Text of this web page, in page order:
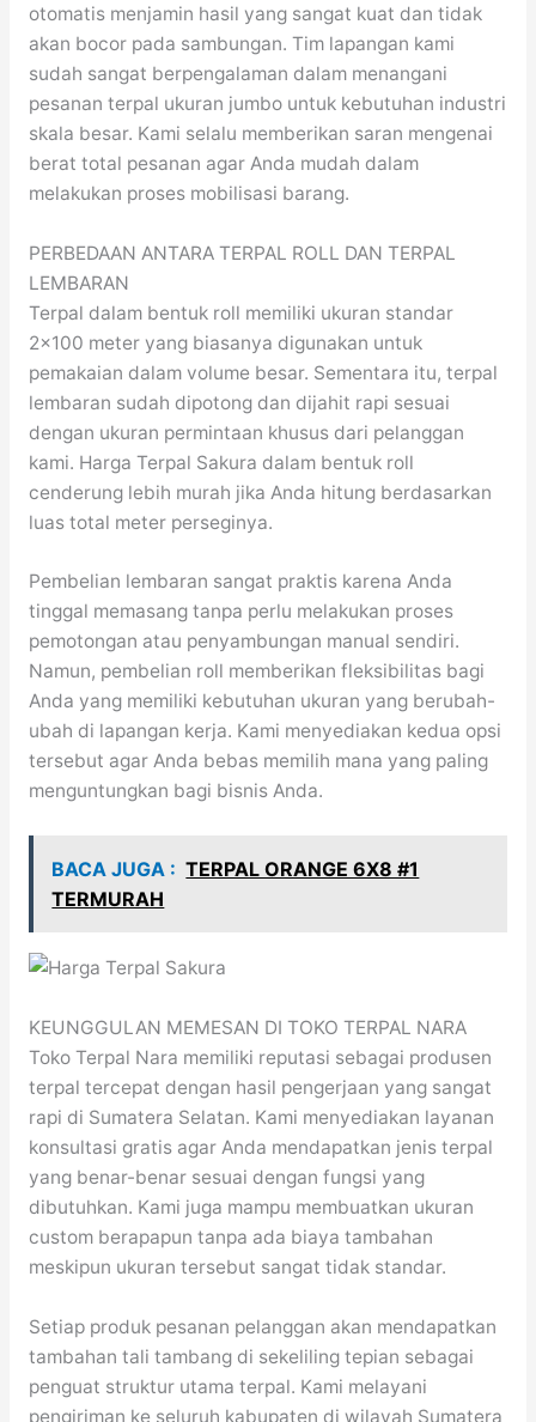
otomatis menjamin hasil yang sangat kuat dan tidak
akan bocor pada sambungan. Tim lapangan kami
sudah sangat berpengalaman dalam menangani
pesanan terpal ukuran jumbo untuk kebutuhan industri
skala besar. Kami selalu memberikan saran mengenai
berat total pesanan agar Anda mudah dalam
melakukan proses mobilisasi barang.
PERBEDAAN ANTARA TERPAL ROLL DAN TERPAL
LEMBARAN
Terpal dalam bentuk roll memiliki ukuran standar
2×100 meter yang biasanya digunakan untuk
pemakaian dalam volume besar. Sementara itu, terpal
lembaran sudah dipotong dan dijahit rapi sesuai
dengan ukuran permintaan khusus dari pelanggan
kami. Harga Terpal Sakura dalam bentuk roll
cenderung lebih murah jika Anda hitung berdasarkan
luas total meter perseginya.
Pembelian lembaran sangat praktis karena Anda
tinggal memasang tanpa perlu melakukan proses
pemotongan atau penyambungan manual sendiri.
Namun, pembelian roll memberikan fleksibilitas bagi
Anda yang memiliki kebutuhan ukuran yang berubah-
ubah di lapangan kerja. Kami menyediakan kedua opsi
tersebut agar Anda bebas memilih mana yang paling
menguntungkan bagi bisnis Anda.
BACA JUGA : TERPAL ORANGE 6X8 #1
TERMURAH
KEUNGGULAN MEMESAN DI TOKO TERPAL NARA
Toko Terpal Nara memiliki reputasi sebagai produsen
terpal tercepat dengan hasil pengerjaan yang sangat
rapi di Sumatera Selatan. Kami menyediakan layanan
konsultasi gratis agar Anda mendapatkan jenis terpal
yang benar-benar sesuai dengan fungsi yang
dibutuhkan. Kami juga mampu membuatkan ukuran
custom berapapun tanpa ada biaya tambahan
meskipun ukuran tersebut sangat tidak standar.
Setiap produk pesanan pelanggan akan mendapatkan
tambahan tali tambang di sekeliling tepian sebagai
penguat struktur utama terpal. Kami melayani
pengiriman ke seluruh kabupaten di wilayah Sumatera